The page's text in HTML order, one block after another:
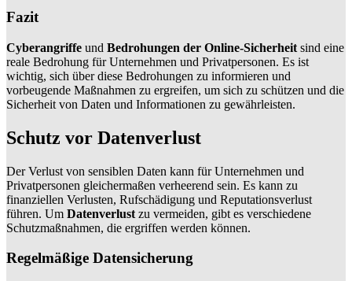
Fazit
Cyberangriffe und Bedrohungen der Online-Sicherheit sind eine
reale Bedrohung für Unternehmen und Privatpersonen. Es ist
wichtig, sich über diese Bedrohungen zu informieren und
vorbeugende Maßnahmen zu ergreifen, um sich zu schützen und die
Sicherheit von Daten und Informationen zu gewährleisten.
Schutz vor Datenverlust
Der Verlust von sensiblen Daten kann für Unternehmen und
Privatpersonen gleichermaßen verheerend sein. Es kann zu
finanziellen Verlusten, Rufschädigung und Reputationsverlust
führen. Um Datenverlust zu vermeiden, gibt es verschiedene
Schutzmaßnahmen, die ergriffen werden können.
Regelmäßige Datensicherung